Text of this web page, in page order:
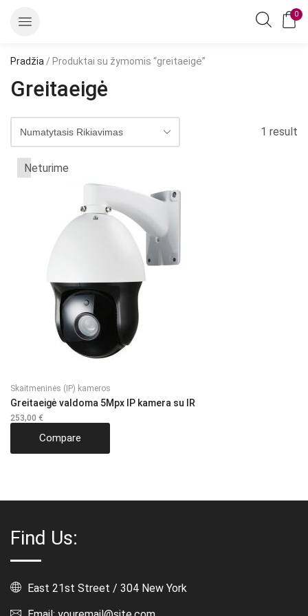
0
Pradžia / Produktai su žymomis “greitaeigė”
Greitaeigė
1 result
Neturime
Skaitmeninės (IP) kameros
Greitaeigė valdoma 5Mpx IP kamera su IR
253,00 €
Compare
Find Us:
East 21st Street / 304 New York